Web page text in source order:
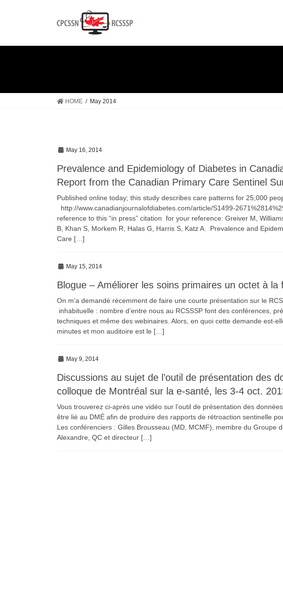
HOME May 2014
May 16, 2014
Prevalence and Epidemiology of Diabetes in
Report from the Canadian Primary Care Sentinel
Published online today; this study describes care patterns for 25,000
http://www.canadianjournalofdiabetes.com/article/S1499-
reference to this “in press” citation for your reference: Greiver M,
B, Khan S, Morkem R, Halas G, Harris S, Katz A. Prevalence and
Care […]
May 15, 2014
Blogue – Améliorer les soins primaires un octet à la
On m’a demandé récemment de faire une courte présentation sur le
inhabituelle : nombre d’entre nous au RCSSSP font des conférences,
techniques et même des webinaires. Alors, en quoi cette demande est-
minutes et mon auditoire est le […]
May 9, 2014
Discussions au sujet de l’outil de présentation des
colloque de Montréal sur la e-santé, les 3-4 oct.
Vous trouverez ci-après une vidéo sur l’outil de présentation des
être lié au DMÉ afin de produire des rapports de rétroaction sentinelle
Les conférenciers : Gilles Brousseau (MD, MCMF), membre du Groupe
Alexandre, QC et directeur […]